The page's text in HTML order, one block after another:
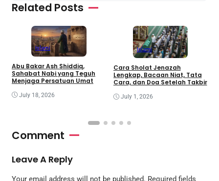
Related Posts
Islami
Abu Bakar Ash Shiddiq,
Sahabat Nabi yang Teguh
Menjaga Persatuan Umat
July 18, 2026
Islami
Cara Sholat Jenazah
Lengkap, Bacaan Niat, Tata
Cara, dan Doa Setelah Takbir
July 1, 2026
Comment
Leave A Reply
Your email address will not be published. Required fields